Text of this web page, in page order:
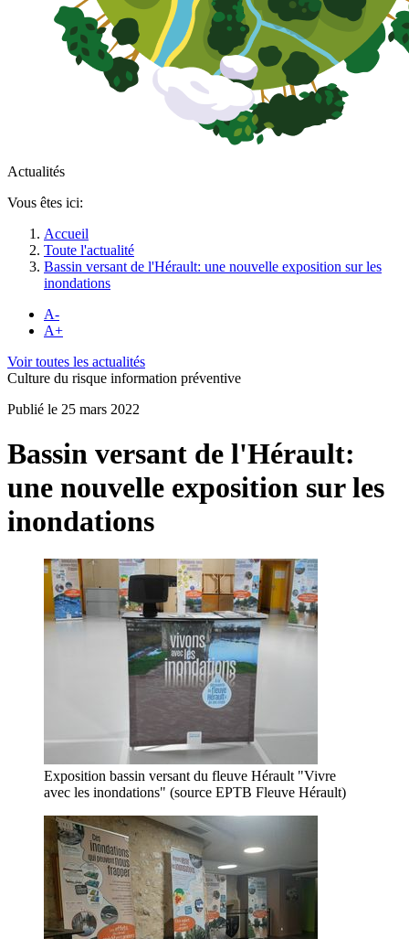
Actualités
Vous êtes ici:
Accueil
Toute l'actualité
Bassin versant de l'Hérault: une nouvelle exposition sur les
inondations
A-
A+
Voir toutes les actualités
Culture du risque information préventive
Publié le 25 mars 2022
Bassin versant de l'Hérault:
une nouvelle exposition sur les
inondations
Exposition bassin versant du fleuve Hérault "Vivre
avec les inondations" (source EPTB Fleuve Hérault)